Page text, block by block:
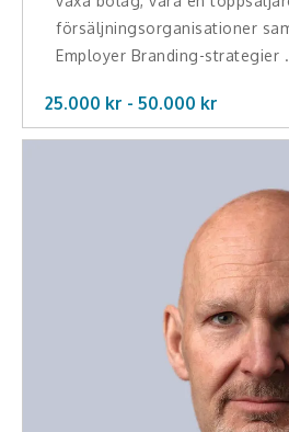
försäljningsorganisationer
Employer Branding-strategier
25.000 kr - 50.000 kr